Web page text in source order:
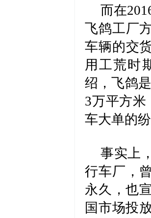
而在
飞鸽工厂
车辆的交
用工荒时
绍，飞鸽
3万平方米
车大单的
事实上
行车厂，
永久，也
国市场投